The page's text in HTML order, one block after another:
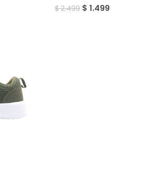
$2.499 $ 1.499